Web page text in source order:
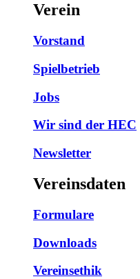
Verein
Vorstand
Spielbetrieb
Jobs
Wir sind der HEC
Newsletter
Vereinsdaten
Formulare
Downloads
Vereinsethik